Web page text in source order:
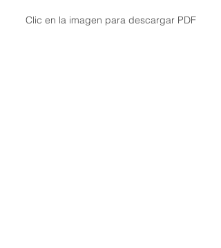
Clic en la imagen para descargar PDF